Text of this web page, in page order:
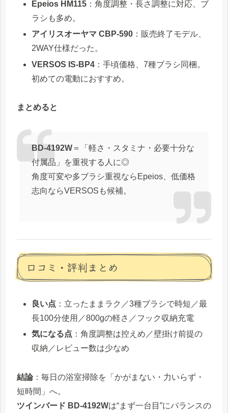
Epeios HM115 ：角度調整・長さ調整に対応、ブ
ラシも多め。
アイリスオーヤマ CBP-590 ：販売終了モデル、
2WAY仕様だった。
VERSOS IS-BP4 ：手頃価格、7種ブラシ同梱。
初めての電動におすすめ。
まとめると
BD-4192W＝「軽さ・スタミナ・必要十分な
付属品」を重視する人に◎
角度可変や多ブラシ重視ならEpeios、低価格
志向ならVERSOSも候補。
口コミ・評判まとめ
良い点 ：立ったままラク／3種ブラシで時短／最
長100分使用／800gの軽さ／フック収納充電
気になる点 ：角度調整は控えめ／壁掛け前提の
収納／レビュー数は少なめ
結論：毎日の浴室掃除を「かがまない・力いらず・
短時間」へ。
ツインバード BD-4192Wは“まず一台目”にバランスの